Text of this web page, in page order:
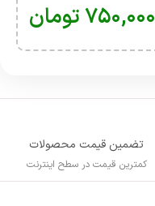
۷۵۰,۰۰۰تومان
تضمین قیمت محصولات
کمترین قیمت در سطح اینترنت